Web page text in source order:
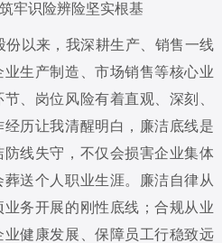
牢识险辨险坚实根基
份以来，我深耕生产、销售一线
生产制造、市场销售等核心业
、岗位风险有着直观、深刻、
历让我清醒明白，廉洁底线是
线失守，不仅会损害企业集体
送个人职业生涯。廉洁自律从
务开展的刚性底线；合规从业
健康发展、保障员工行稳致远